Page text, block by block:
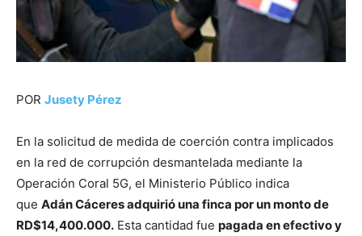
POR Jusety Pérez
En la solicitud de medida de coerción contra implicados
en la red de corrupción desmantelada mediante la
Operación Coral 5G, el Ministerio Público indica
que Adán Cáceres adquirió una finca por un monto de
RD$14,400.000. Esta cantidad fue pagada en efectivo y